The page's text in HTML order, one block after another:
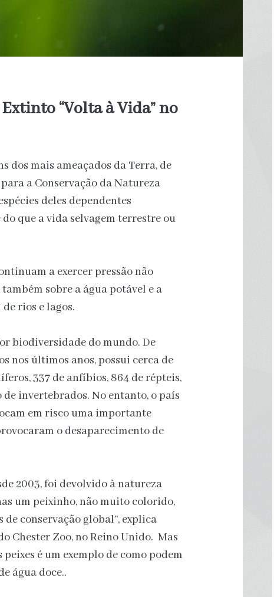
“Volta à Vida” no
dos mais ameaçados da Terra, de
a Conservação da Natureza
deles dependentes
que a vida selvagem terrestre ou
a exercer pressão não
sobre a água potável e a
rios e lagos.
biodiversidade do mundo. De
nos últimos anos, possui cerca de
337 de anfíbios, 864 de répteis,
invertebrados. No entanto, o país
em risco uma importante
o desaparecimento de
2003, foi devolvido à natureza
um peixinho, não muito colorido,
conservação global”, explica
Chester Zoo, no Reino Unido. Mas
é um exemplo de como podem
água doce..